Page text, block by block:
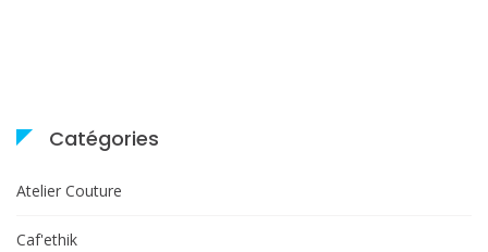
Catégories
Atelier Couture
Caf'ethik